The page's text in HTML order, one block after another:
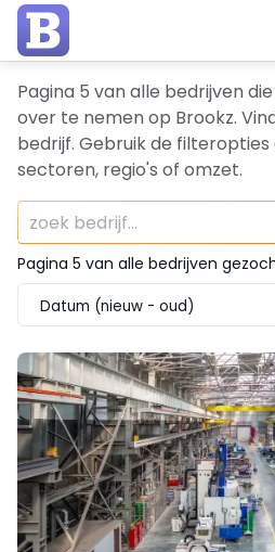
Pagina 5 van alle bedrijven
over te nemen op Brookz.
bedrijf. Gebruik de
sectoren, regio's of omzet.
Pagina 5 van alle bedrijven